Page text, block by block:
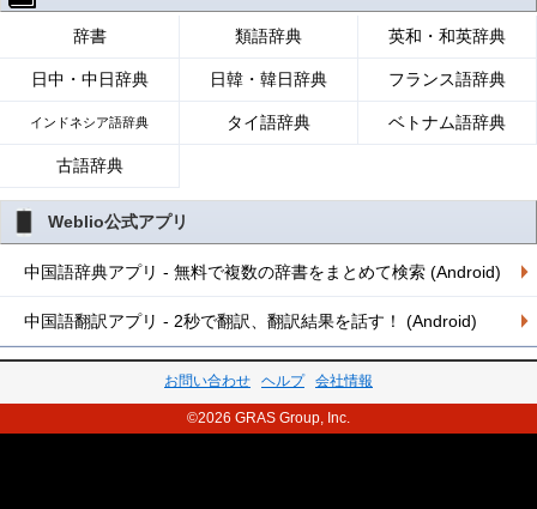
辞書 類語辞典 英和・和英辞典
日中・中日辞典 日韓・韓日辞典 フランス語辞典
インドネシア語辞典 タイ語辞典 ベトナム語辞典
古語辞典
Weblio公式アプリ
中国語辞典アプリ - 無料で複数の辞書をまとめて検索 (Android)
中国語翻訳アプリ - 2秒で翻訳、翻訳結果を話す！ (Android)
お問い合わせ ヘルプ 会社情報
©2026 GRAS Group, Inc.